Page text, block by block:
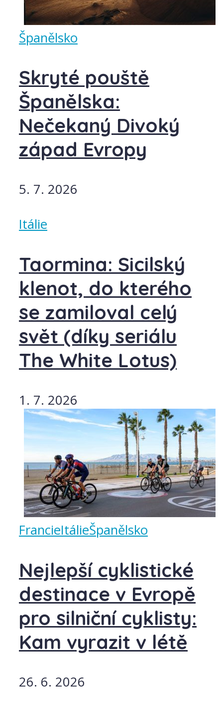
Španělsko
Skryté pouště
Španělska:
Nečekaný Divoký
západ Evropy
5. 7. 2026
Itálie
Taormina: Sicilský
klenot, do kterého
se zamiloval celý
svět (díky seriálu
The White Lotus)
1. 7. 2026
FrancieItálieŠpanělsko
Nejlepší cyklistické
destinace v Evropě
pro silniční cyklisty:
Kam vyrazit v létě
26. 6. 2026